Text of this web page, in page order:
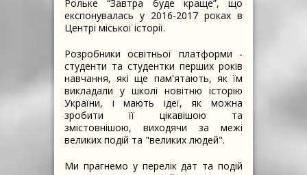
Рольке “Завтра буде краще”, що
експонувалась у 2016-2017 роках в
Центрі міської історії.
Розробники освітньої платформи -
студенти та студентки перших років
навчання, які ще пам'ятають, як їм
викладали у школі новітню історію
України, і мають ідеї, як можна
зробити її цікавішою та
змістовнішою, виходячи за межі
великих подій та "великих людей".
Ми прагнемо у перелік дат та подій